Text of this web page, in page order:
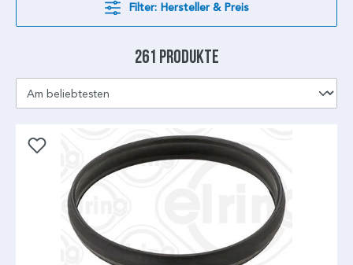
Filter: Hersteller & Preis
261 Produkte